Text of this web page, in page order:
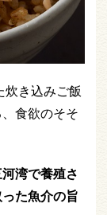
き込みご飯
食欲のそそ
湾で養殖さ
た魚介の旨